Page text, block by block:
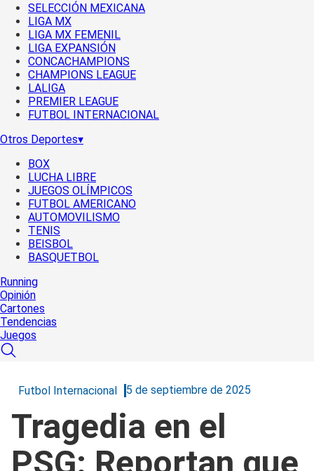
SELECCIÓN MEXICANA
LIGA MX
LIGA MX FEMENIL
LIGA EXPANSIÓN
CONCACHAMPIONS
CHAMPIONS LEAGUE
LALIGA
PREMIER LEAGUE
FUTBOL INTERNACIONAL
Otros Deportes▾
BOX
LUCHA LIBRE
JUEGOS OLÍMPICOS
FUTBOL AMERICANO
AUTOMOVILISMO
TENIS
BEISBOL
BASQUETBOL
Running
Opinión
Cartones
Tendencias
Juegos
Futbol Internacional 5 de septiembre de 2025
Tragedia en el
PSG: Reportan que